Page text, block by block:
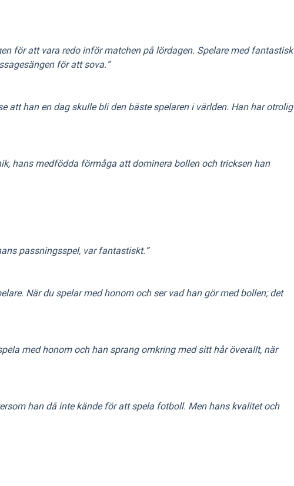
för att vara redo inför matchen på lördagen. Spelare med fantastisk
för att sova.”
att han en dag skulle bli den bäste spelaren i världen. Han har otrolig
hans medfödda förmåga att dominera bollen och tricksen han
passningsspel, var fantastiskt.”
När du spelar med honom och ser vad han gör med bollen; det
med honom och han sprang omkring med sitt hår överallt, när
han då inte kände för att spela fotboll. Men hans kvalitet och